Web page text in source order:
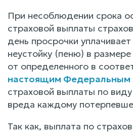
При несоблюдении срока
страховой выплаты
день просрочки
неустойку (пеню) в
от определенного в
настоящим Федеральным
страховой выплаты по
вреда каждому
Так как, выплата по